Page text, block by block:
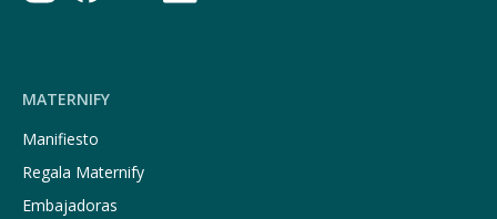
MATERNIFY
Manifiesto
Regala Maternify
Embajadoras